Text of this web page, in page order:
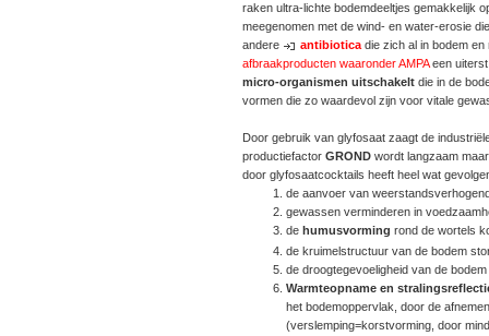
raken ultra-lichte bodemdeeltjes gemakkelijk
meegenomen met de wind- en water-erosie
andere
antibiotica die zich al in bodem
afbraakproducten waaronder AMPAeen uiterst
micro-organismen uitschakelt die in de
vormen die zo waardevol zijn voor vitale
Door gebruik van glyfosaat zaagt de
productiefactor GROND wordt langzaam
door glyfosaatcocktails heeft heel wat
de aanvoer van
gewassen verminderen in
de humusvorming rond de wortels
de kruimelstructuur van de bodem
de droogtegevoeligheid van de
Warmteopname en
het bodemoppervlak, door de
(verslemping=korstvorming, door